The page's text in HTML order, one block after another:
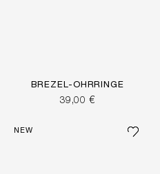
BREZEL-OHRRINGE
39,00 €
NEW